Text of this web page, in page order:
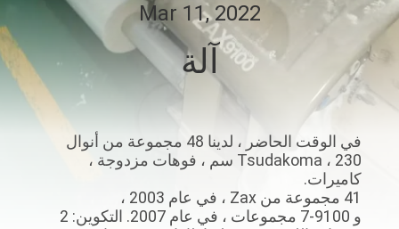
جولة
في
المعمل
رقابة
جودة
Mar 11, 2022
آلة
في الوقت الحاضر ، لدينا 48 مجموعة من أنوال
Tsudakoma ، 230 سم ، فوهات مزدوجة ،
كاميرات.
41 مجموعة من Zax ، في عام 2003 ،
و 9100-7 مجموعات ، في عام 2007. التكوين: 2